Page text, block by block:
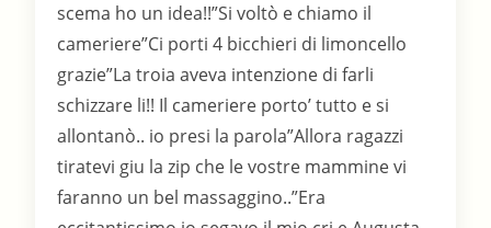
scema ho un idea!!”Si voltò e chiamo il
cameriere”Ci porti 4 bicchieri di limoncello
grazie”La troia aveva intenzione di farli
schizzare li!! Il cameriere porto’ tutto e si
allontanò.. io presi la parola”Allora ragazzi
tiratevi giu la zip che le vostre mammine vi
faranno un bel massaggino..”Era